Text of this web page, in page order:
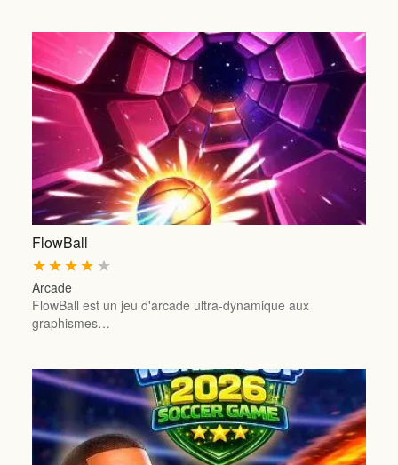
FlowBall
★
★
★
★
★
Arcade
FlowBall est un jeu d'arcade ultra-dynamique aux
graphismes…